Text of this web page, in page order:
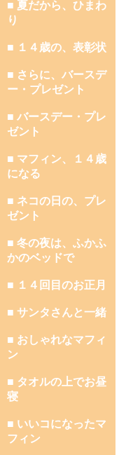
■ 夏だから、ひまわ
り
■ １４歳の、表彰状
■ さらに、バースデ
ー・プレゼント
■ バースデー・プレ
ゼント
■ マフィン、１４歳
になる
■ ネコの日の、プレ
ゼント
■ 冬の夜は、ふかふ
かのベッドで
■ １４回目のお正月
■ サンタさんと一緒
■ おしゃれなマフィ
ン
■ タオルの上でお昼
寝
■ いいコになったマ
フィン